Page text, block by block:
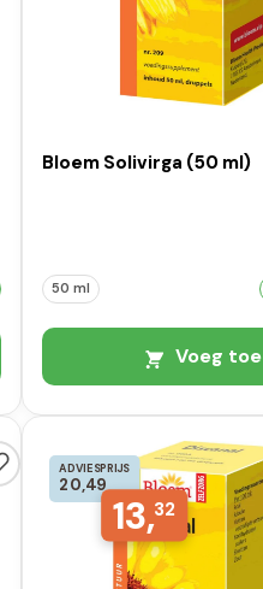
Bloem Solivirga (50 ml)
50 ml
Voeg toe
ADVIESPRIJS
20,49
13,32